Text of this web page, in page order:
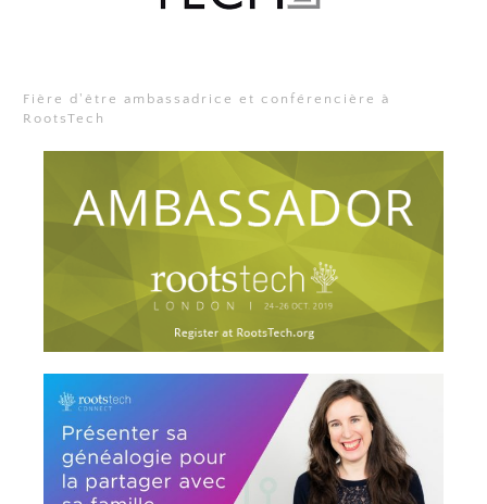
Fière d'être ambassadrice et conférencière à
RootsTech